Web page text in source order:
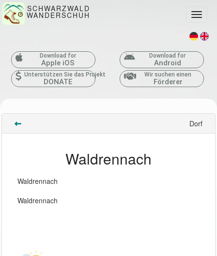
SCHWARZWALD
WANDERSCHUH
Download for
Apple iOS
Download for
Android
Unterstützen Sie das Projekt
DONATE
Wir suchen einen
Förderer
Dorf
Waldrennach
Waldrennach
Waldrennach